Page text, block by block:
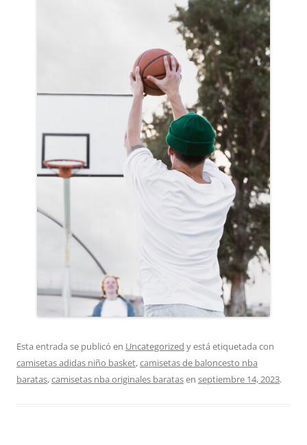
Esta entrada se publicó en Uncategorized y está etiquetada con
camisetas adidas niño basket,camisetas de baloncesto nba
baratas,camisetas nba originales baratasen septiembre 14, 2023.